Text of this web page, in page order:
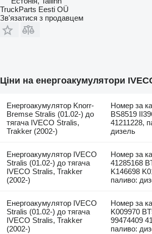
TruckParts Eesti OÜ
Зв'язатися з продавцем
Ціни на енергоакумулятори
Енергоакумулятор Knorr-
Bremse Stralis (01.02-) до
тягача IVECO Stralis,
Trakker (2002-)
Номер за
BS8519
41211228,
дизель
Енергоакумулятор IVECO
Stralis (01.02-) до тягача
IVECO Stralis, Trakker
(2002-)
Номер за
41285168
K146698
паливо:
Енергоакумулятор IVECO
Stralis (01.02-) до тягача
IVECO Stralis, Trakker
(2002-)
Номер за
K009970
99474409
паливо: